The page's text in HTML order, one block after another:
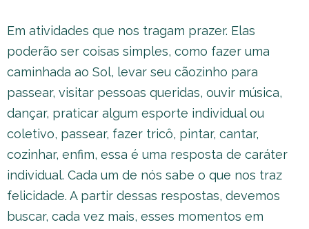
Em atividades que nos tragam prazer. Elas
poderão ser coisas simples, como fazer uma
caminhada ao Sol, levar seu cãozinho para
passear, visitar pessoas queridas, ouvir música,
dançar, praticar algum esporte individual ou
coletivo, passear, fazer tricô, pintar, cantar,
cozinhar, enfim, essa é uma resposta de caráter
individual. Cada um de nós sabe o que nos traz
felicidade. A partir dessas respostas, devemos
buscar, cada vez mais, esses momentos em